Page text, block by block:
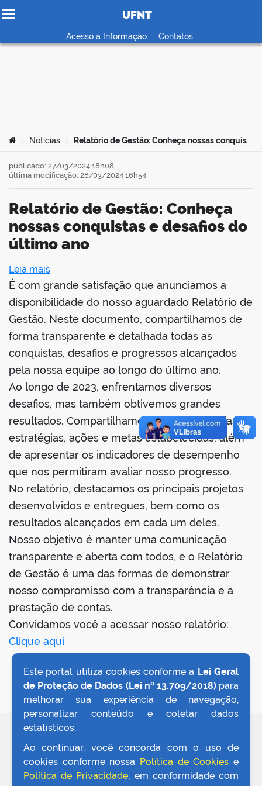
Ir para o conteúdo
UFNT
Acesso à Informação Contatos
Você está aqui:
Notícias Relatório de Gestão: Conheça nossas conquistas e desafios do último ano
Relatório de Gestão: Conheça
nossas conquistas e desafios do
último ano
publicado: 27/03/2024 18h08,
última modificação: 28/03/2024 16h54
Leia mais
É com grande satisfação que anunciamos a
disponibilidade do nosso aguardado Relatório de
Gestão. Neste documento, compartilhamos de
forma transparente e detalhada todas as
conquistas, desafios e progressos alcançados
pela nossa equipe ao longo do último ano.
Ao longo de 2023, enfrentamos diversos
desafios, mas também obtivemos grandes
resultados. Compartilhamos com vocês todas as
estratégias, ações e metas estabelecidas, além
de apresentar os indicadores de desempenho
que nos permitiram avaliar nosso progresso.
No relatório, destacamos os principais projetos
desenvolvidos e entregues, bem como os
resultados alcançados em cada um deles.
Nosso objetivo é manter uma comunicação
transparente e aberta com todos, e o Relatório
de Gestão é uma das formas de demonstrar
nosso compromisso com a transparência e a
prestação de contas.
Convidamos você a acessar nosso relatório:
Clique aqui
VOLTAR AO TOPO
Este portal utiliza cookies conforme a Lei Geral
de Proteção de Dados (Lei nº 13.709/2018)para
melhorar sua experiência de navegação,
personalizar conteúdo e coletar dados
estatísticos.
Ao continuar, você concorda com o uso de
cookies conforme nossa Política de Cookies e
Política de Privacidade, em conformidade com